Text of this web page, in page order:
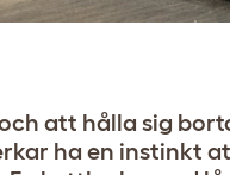
att hålla sig
ha en instinkt